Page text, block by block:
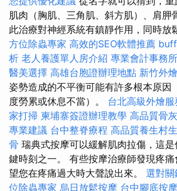
肌肉（胸肌、三角肌、斜方肌）、肩胛
此治療對神經系統有鎮靜作用，同時放
方位除蟲專家 高效的SEO軟體推薦
析 老人養護單人房介紹 專業會計事務
醫美選擇 高雄台胞證辦理地點 新竹外
姿勢造成的不平衡可能有許多根本原因
度勞累或休息不當）。 台北高級外燴
家打掃 柬埔寨簽證辦理教學 高品質骨
專業建議 台中整脊療程 高品質養生村
骨 瑞典式按摩可以緩解肌肉拉傷，這
鍵時刻之一。 有些按摩治療師發現疼
望您在疼痛過大時大聲說出來。 選對
位除蟲專家 烏日放鬆按摩 台中腳底按